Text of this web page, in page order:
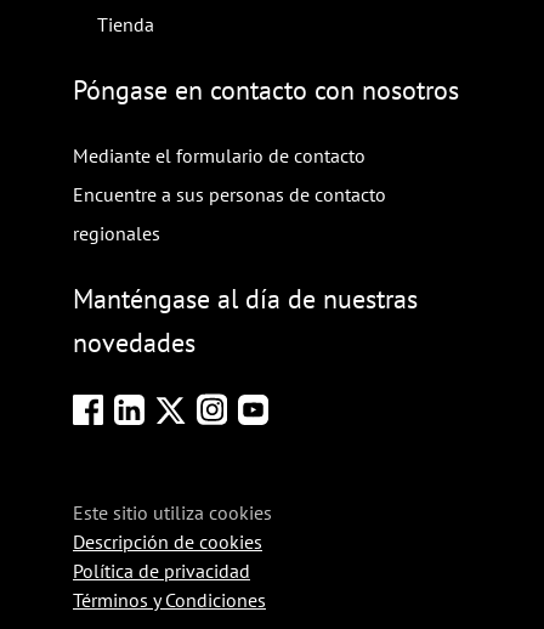
Tienda
Póngase en contacto con nosotros
Mediante el formulario de contacto
Encuentre a sus personas de contacto
regionales
Manténgase al día de nuestras
novedades
Este sitio utiliza cookies
Descripción de cookies
Política de privacidad
Términos y Condiciones